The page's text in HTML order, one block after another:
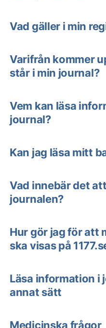
Vad gäller i min
Varifrån kommer
står i min journal?
Vem kan läsa
journal?
Kan jag läsa mitt
Vad innebär det
journalen?
Hur gör jag för att
ska visas på
Läsa information i
annat sätt
Medicinska frågor